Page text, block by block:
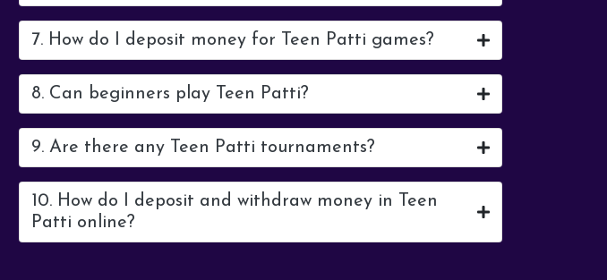
7. How do I deposit money for Teen Patti games?
8. Can beginners play Teen Patti?
9. Are there any Teen Patti tournaments?
10. How do I deposit and withdraw money in Teen
Patti online?